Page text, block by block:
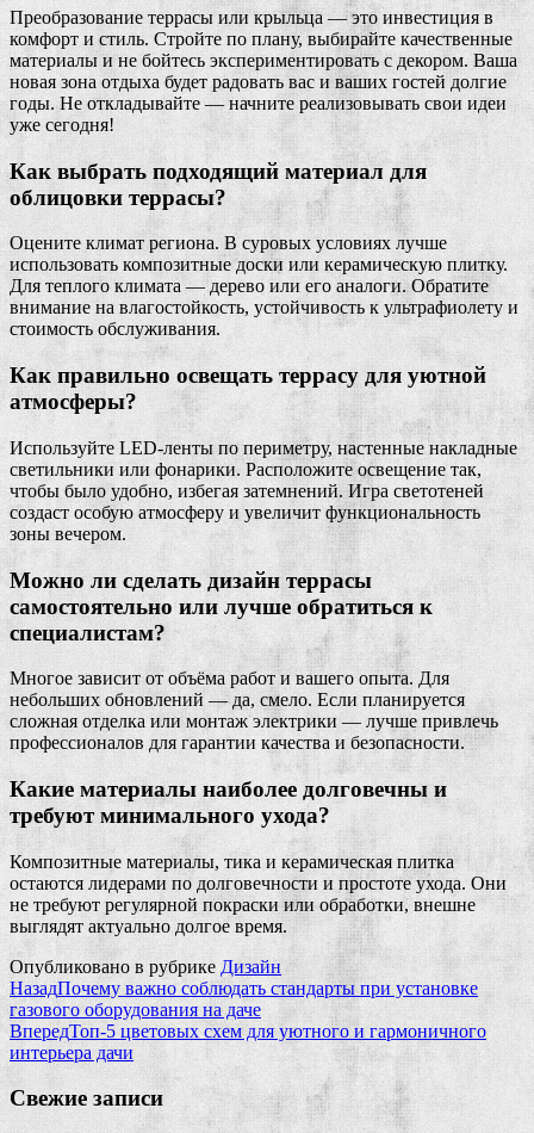
Преобразование террасы или крыльца — это инвестиция в
комфорт и стиль. Стройте по плану, выбирайте качественные
материалы и не бойтесь экспериментировать с декором. Ваша
новая зона отдыха будет радовать вас и ваших гостей долгие
годы. Не откладывайте — начните реализовывать свои идеи
уже сегодня!
Как выбрать подходящий материал для
облицовки террасы?
Оцените климат региона. В суровых условиях лучше
использовать композитные доски или керамическую плитку.
Для теплого климата — дерево или его аналоги. Обратите
внимание на влагостойкость, устойчивость к ультрафиолету и
стоимость обслуживания.
Как правильно освещать террасу для уютной
атмосферы?
Используйте LED-ленты по периметру, настенные накладные
светильники или фонарики. Расположите освещение так,
чтобы было удобно, избегая затемнений. Игра светотеней
создаст особую атмосферу и увеличит функциональность
зоны вечером.
Можно ли сделать дизайн террасы
самостоятельно или лучше обратиться к
специалистам?
Многое зависит от объёма работ и вашего опыта. Для
небольших обновлений — да, смело. Если планируется
сложная отделка или монтаж электрики — лучше привлечь
профессионалов для гарантии качества и безопасности.
Какие материалы наиболее долговечны и
требуют минимального ухода?
Композитные материалы, тика и керамическая плитка
остаются лидерами по долговечности и простоте ухода. Они
не требуют регулярной покраски или обработки, внешне
выглядят актуально долгое время.
Опубликовано в рубрике Дизайн
НазадПочему важно соблюдать стандарты при установке
газового оборудования на даче
ВпередТоп-5 цветовых схем для уютного и гармоничного
интерьера дачи
Свежие записи